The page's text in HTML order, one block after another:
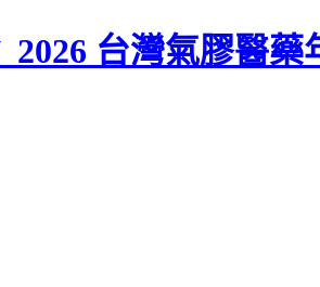
台灣氣膠醫